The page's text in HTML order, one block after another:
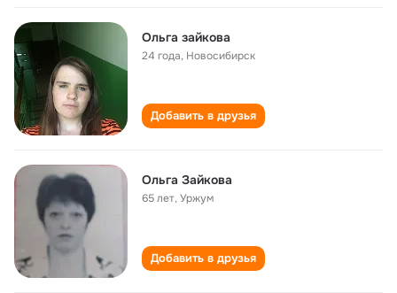
Ольга зайкова
24 года, Новосибирск
Добавить в друзья
Ольга Зайкова
65 лет,Уржум
Добавить в друзья